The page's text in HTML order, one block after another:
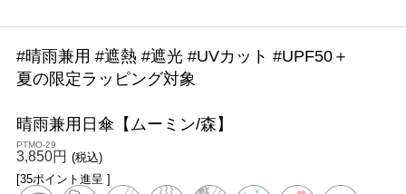
#晴雨兼用 #遮熱 #遮光 #UVカット #UPF50＋
夏の限定ラッピング対象
晴雨兼用日傘【ムーミン/森】
PTMO-29
3,850円 (税込)
[35ポイント進呈 ]